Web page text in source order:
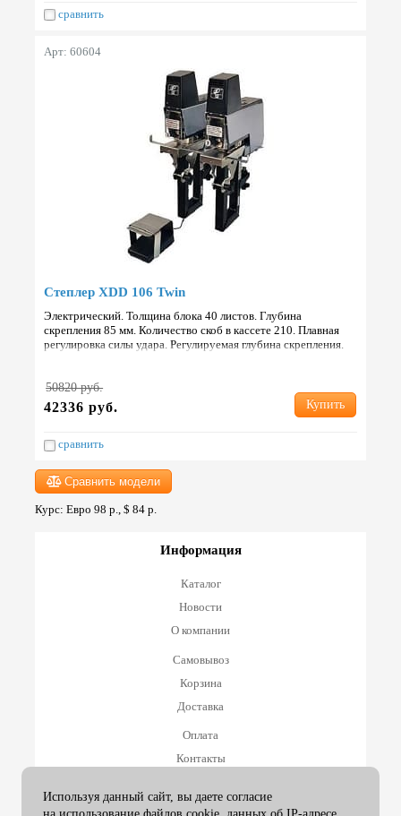
сравнить
Арт: 60604
Степлер XDD 106 Twin
Электрический. Толщина блока 40 листов. Глубина
скрепления 85 мм. Количество скоб в кассете 210. Плавная
регулировка силы удара. Регулируемая глубина скрепления.
50820 руб.
42336 руб. Купить
сравнить
Сравнить модели
Курс: Евро 98 р., $ 84 р.
Информация
Каталог
Новости
О компании
Самовывоз
Корзина
Доставка
Оплата
Контакты
Используя данный сайт, вы даете согласие